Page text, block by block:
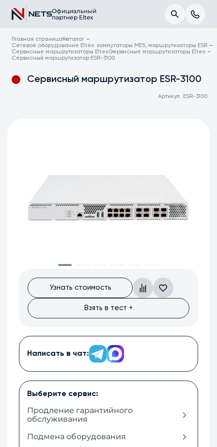
Официальный
партнер Eltex
Главная страница Каталог
Сетевое оборудование Eltex: коммутаторы MES, маршрутизаторы ESR
Сервисные маршрутизаторы EltexСервисные маршрутизаторы Eltex
Сервисный маршрутизатор ESR-3100
Сервисный маршрутизатор ESR-3100
Артикул: ESR-3100
Узнать стоимость
Взять в тест +
Написать в чат:
Выберите сервис:
Продление гарантийного
обслуживания
Подмена оборудования